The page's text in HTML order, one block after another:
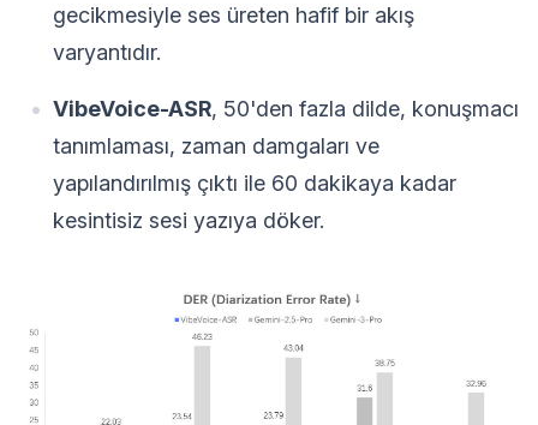
gecikmesiyle ses üreten hafif bir akış
varyantıdır.
VibeVoice-ASR, 50'den fazla dilde, konuşmacı
tanımlaması, zaman damgaları ve
yapılandırılmış çıktı ile 60 dakikaya kadar
kesintisiz sesi yazıya döker.